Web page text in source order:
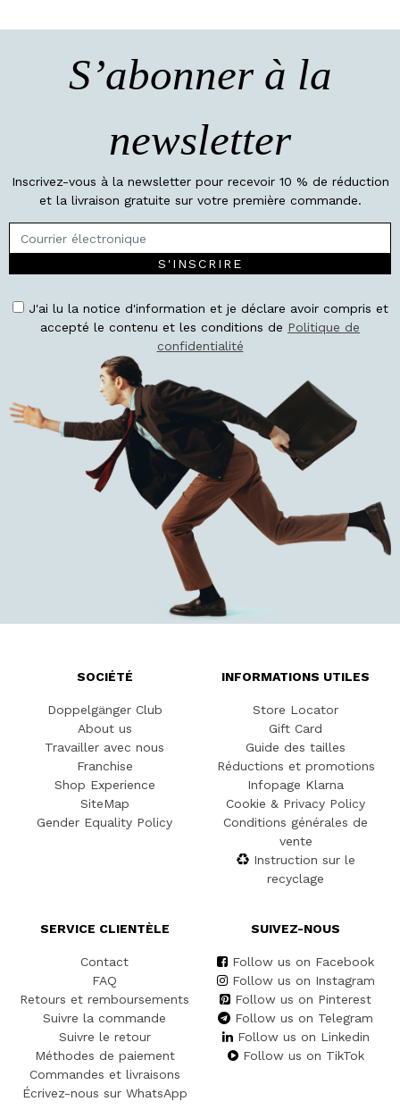
S’abonner à la
newsletter
Inscrivez-vous à la newsletter pour recevoir 10 % de réduction
et la livraison gratuite sur votre première commande.
S'INSCRIRE
J'ai lu la notice d'information et je déclare avoir compris et
accepté le contenu et les conditions de Politique de
confidentialité
SOCIÉTÉ
Doppelgänger Club
About us
Travailler avec nous
Franchise
Shop Experience
SiteMap
Gender Equality Policy
INFORMATIONS UTILES
Store Locator
Gift Card
Guide des tailles
Réductions et promotions
Infopage Klarna
Cookie & Privacy Policy
Conditions générales de
vente
Instruction sur le
recyclage
SERVICE CLIENTÈLE
Contact
FAQ
Retours et remboursements
Suivre la commande
Suivre le retour
Méthodes de paiement
Commandes et livraisons
Écrivez-nous sur WhatsApp
SUIVEZ-NOUS
Follow us on Facebook
Follow us on Instagram
Follow us on Pinterest
Follow us on Telegram
Follow us on Linkedin
Follow us on TikTok